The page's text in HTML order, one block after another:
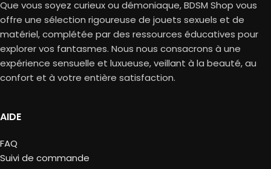
Que vous soyez curieux ou démoniaque, BDSM Shop vous
offre une sélection rigoureuse de jouets sexuels et de
matériel, complétée par des ressources éducatives pour
explorer vos fantasmes. Nous nous consacrons à une
expérience sensuelle et luxueuse, veillant à la beauté, au
confort et à votre entière satisfaction.
AIDE
FAQ
Suivi de commande